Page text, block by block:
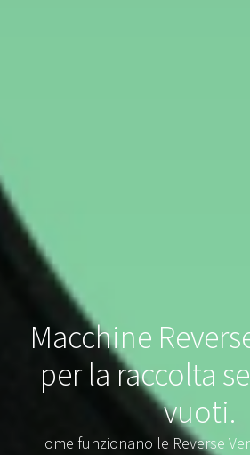
Macchine
per la raccolta
vuoti.
ome funzionano le Reverse